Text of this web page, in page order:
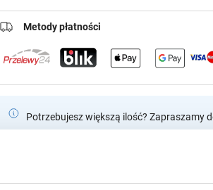
Potrzebujesz większą ilość? Zapraszamy
Metody płatności